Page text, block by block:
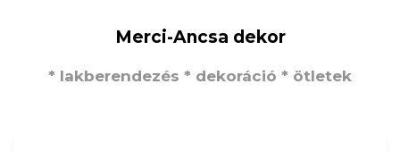
Merci-Ancsa dekor
* lakberendezés * dekoráció * ötletek